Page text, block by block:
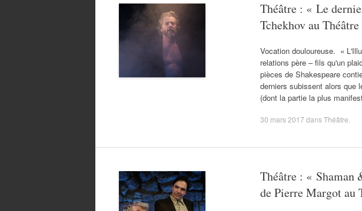
Théâtre : « Le
Tchekhov au
Vocation douloureuse. «
relations père – fils qu'un
pièces de Shakespeare
derniers subissent alors que
(dont la partie la plus
30 mars 2017 dansThéâtre
Théâtre : « Shaman
de Pierre Margot au